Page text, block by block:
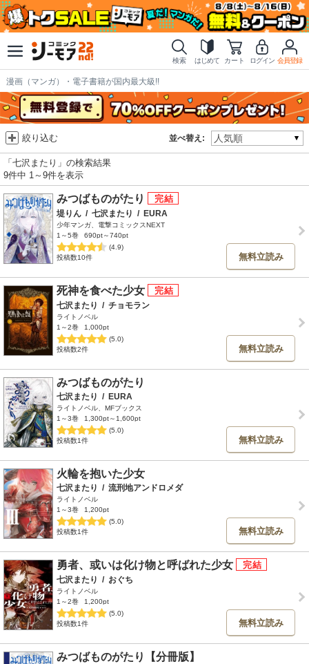
検索 はじめて カート ログイン 会員登録
漫画（マンガ）・電子書籍が国内最大級!!
並べ替え:
絞り込む
「七沢またり」の検索結果
9件中 1～9件を表示
みつばものがたり
堤りん / 七沢またり / EURA
少年マンガ、電撃コミックスNEXT
1～5巻
690pt～740pt
(4.9)
投稿数10件
無料立読み
死神を食べた少女
七沢またり / チョモラン
ライトノベル
1～2巻
1,000pt
(5.0)
投稿数2件
無料立読み
みつばものがたり
七沢またり / EURA
ライトノベル、MFブックス
1～3巻
1,300pt～1,600pt
(5.0)
投稿数1件
無料立読み
火輪を抱いた少女
七沢またり / 流刑地アンドロメダ
ライトノベル
1～3巻
1,200pt
(5.0)
投稿数1件
無料立読み
勇者、或いは化け物と呼ばれた少女
七沢またり / おぐち
ライトノベル
1～2巻
1,200pt
(5.0)
投稿数1件
無料立読み
みつばものがたり【分冊版】